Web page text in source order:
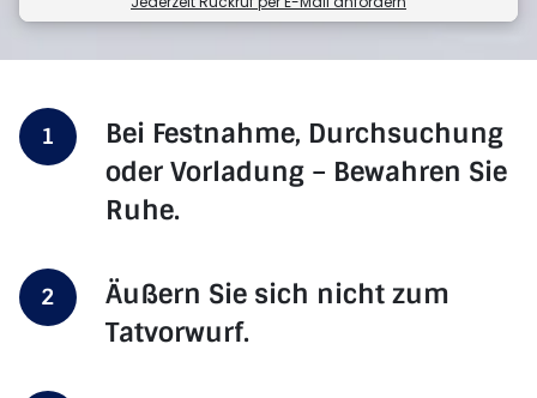
1
Bei Festnahme, Durchsuchung
oder Vorladung – Bewahren Sie
Ruhe.
2
Äußern Sie sich nicht zum
Tatvorwurf.